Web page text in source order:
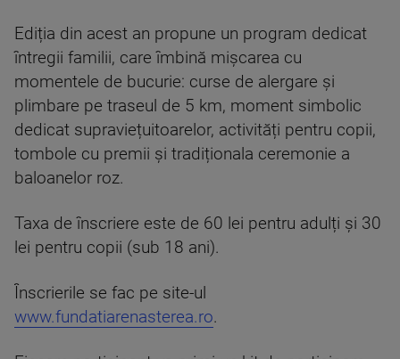
Ediția din acest an propune un program dedicat
întregii familii, care îmbină mișcarea cu
momentele de bucurie: curse de alergare și
plimbare pe traseul de 5 km, moment simbolic
dedicat supraviețuitoarelor, activități pentru copii,
tombole cu premii și tradiționala ceremonie a
baloanelor roz.
Taxa de înscriere este de 60 lei pentru adulți și 30
lei pentru copii (sub 18 ani).
Înscrierile se fac pe site-ul
www.fundatiarenasterea.ro.